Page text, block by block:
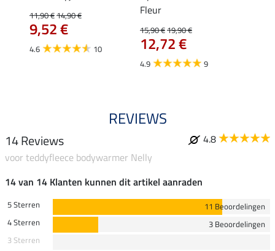
11,90 €14,90 €
9,52 €
4.6 10
Fleur
15,90 €19,90 €
12,72 €
4.9 9
REVIEWS
14 Reviews
4.8
voor teddyfleece bodywarmer Nelly
14 van 14 Klanten kunnen dit artikel aanraden
5 Sterren
11 Beoordelingen
4 Sterren
3 Beoordelingen
3 Sterren